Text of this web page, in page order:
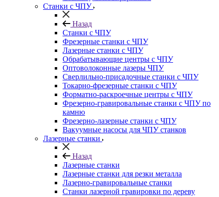
Станки с ЧПУ
Назад
Станки с ЧПУ
Фрезерные станки с ЧПУ
Лазерные станки с ЧПУ
Обрабатывающие центры с ЧПУ
Оптоволоконные лазеры ЧПУ
Сверлильно-присадочные станки с ЧПУ
Токарно-фрезерные станки с ЧПУ
Форматно-раскроечные центры с ЧПУ
Фрезерно-гравировальные станки с ЧПУ по
камню
Фрезерно-лазерные станки с ЧПУ
Вакуумные насосы для ЧПУ станков
Лазерные станки
Назад
Лазерные станки
Лазерные станки для резки металла
Лазерно-гравировальные станки
Станки лазерной гравировки по дереву